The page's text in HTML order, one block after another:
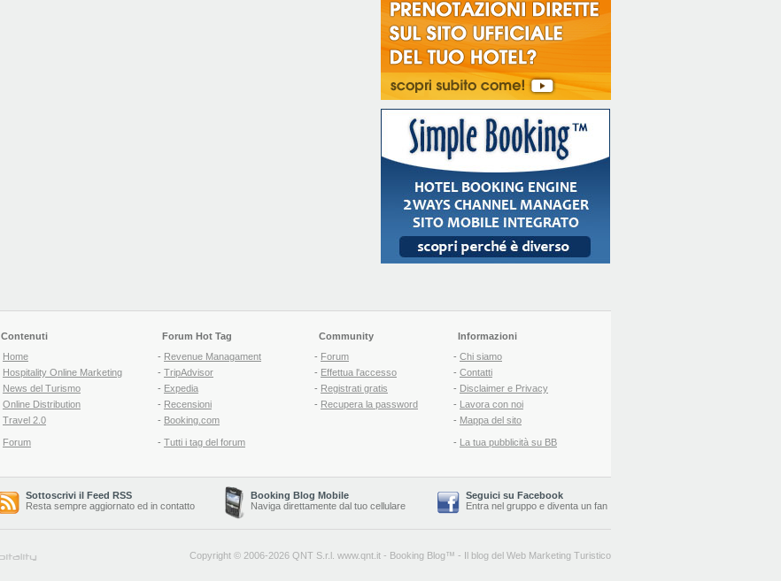
Contenuti
Home
Hospitality Online Marketing
News del Turismo
Online Distribution
Travel 2.0
Forum
Forum Hot Tag
- Revenue Managament
- TripAdvisor
- Expedia
- Recensioni
- Booking.com
- Tutti i tag del forum
Community
- Forum
- Effettua l'accesso
- Registrati gratis
- Recupera la password
Informazioni
- Chi siamo
- Contatti
- Disclaimer e Privacy
- Lavora con noi
- Mappa del sito
- La tua pubblicità su BB
Sottoscrivi il Feed RSS
Resta sempre aggiornato ed in contatto
Booking Blog Mobile
Naviga direttamente dal tuo cellulare
Seguici su Facebook
Entra nel gruppo e diventa un fan
Copyright © 2006-2026 QNT S.r.l. www.qnt.it - Booking Blog™ - Il blog del Web Marketing Turistico